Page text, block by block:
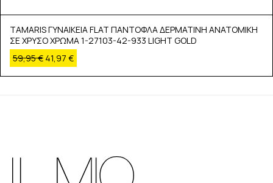
TAMARIS ΓΥΝΑΙΚΕΙΑ FLAT ΠΑΝΤΟΦΛΑ ΔΕΡΜΑΤΙΝΗ ΑΝΑΤΟΜΙΚΗ
ΣΕ ΧΡΥΣΟ ΧΡΩΜΑ 1-27103-42-933 LIGHT GOLD
59,95€ 41,97 €